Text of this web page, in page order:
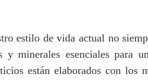
estilo de vida actual no
minerales esenciales para
están elaborados con los